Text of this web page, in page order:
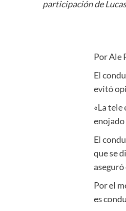
participación de
Por Ale
El
evitó
«La tele
enojado
El
que se
Por el
es